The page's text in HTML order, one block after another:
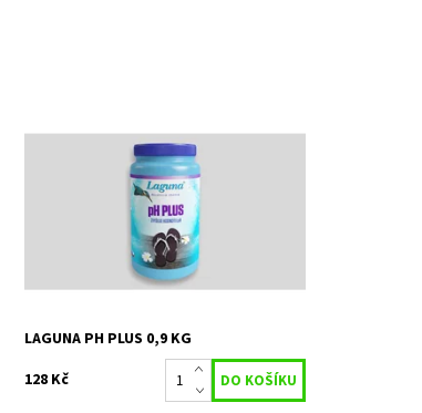
Přípravek určený ke zvýšení pH bazénové
Skladem 6 ks
3897
STACHEMA CZ s.r.o
2 roky
LAGUNA PH PLUS 0,9 KG
128 Kč